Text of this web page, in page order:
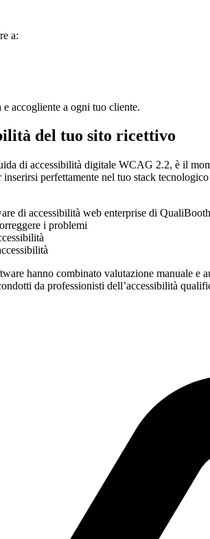
a:
accogliente a ogni tuo cliente.
del tuo sito ricettivo
di accessibilità digitale WCAG 2.2, è il
perfettamente nel tuo stack
di accessibilità web enterprise di QualiBooth
i problemi
hanno combinato valutazione manuale
da professionisti dell’accessibilità